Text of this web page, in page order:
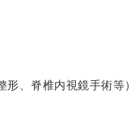
、脊椎内視鏡手術等）